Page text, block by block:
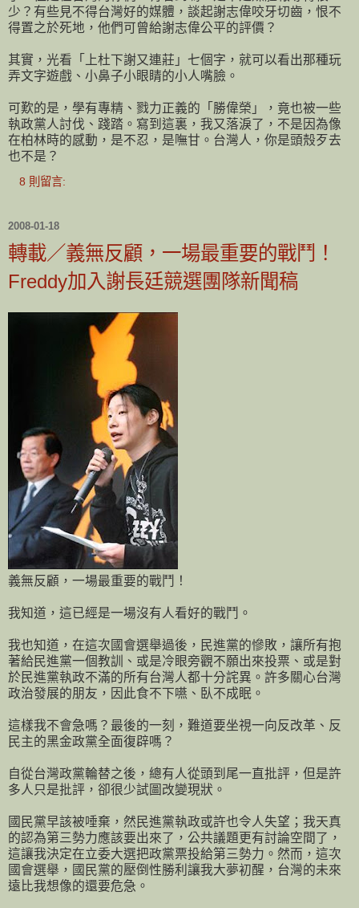
少？有些見不得台灣好的媒體，談起謝志偉咬牙切齒，恨不
得置之於死地，他們可曾給謝志偉公平的評價？
其實，光看「上杜下謝又連莊」七個字，就可以看出那種玩
弄文字遊戲、小鼻子小眼睛的小人嘴臉。
可歎的是，學有專精、戮力正義的「勝偉榮」，竟也被一些
執政黨人討伐、踐踏。寫到這裏，我又落淚了，不是因為像
在柏林時的感動，是不忍，是嘸甘。台灣人，你是頭殼歹去
也不是？
8 則留言:
2008-01-18
轉載／義無反顧，一場最重要的戰鬥！
Freddy加入謝長廷競選團隊新聞稿
義無反顧，一場最重要的戰鬥！
我知道，這已經是一場沒有人看好的戰鬥。
我也知道，在這次國會選舉過後，民進黨的慘敗，讓所有抱
著給民進黨一個教訓、或是冷眼旁觀不願出來投票、或是對
於民進黨執政不滿的所有台灣人都十分詫異。許多關心台灣
政治發展的朋友，因此食不下嚥、臥不成眠。
這樣我不會急嗎？最後的一刻，難道要坐視一向反改革、反
民主的黑金政黨全面復辟嗎？
自從台灣政黨輪替之後，總有人從頭到尾一直批評，但是許
多人只是批評，卻很少試圖改變現狀。
國民黨早該被唾棄，然民進黨執政或許也令人失望；我天真
的認為第三勢力應該要出來了，公共議題更有討論空間了，
這讓我決定在立委大選把政黨票投給第三勢力。然而，這次
國會選舉，國民黨的壓倒性勝利讓我大夢初醒，台灣的未來
遠比我想像的還要危急。